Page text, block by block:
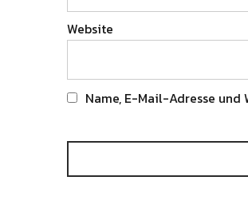
Website
Name, E-Mail-Adresse